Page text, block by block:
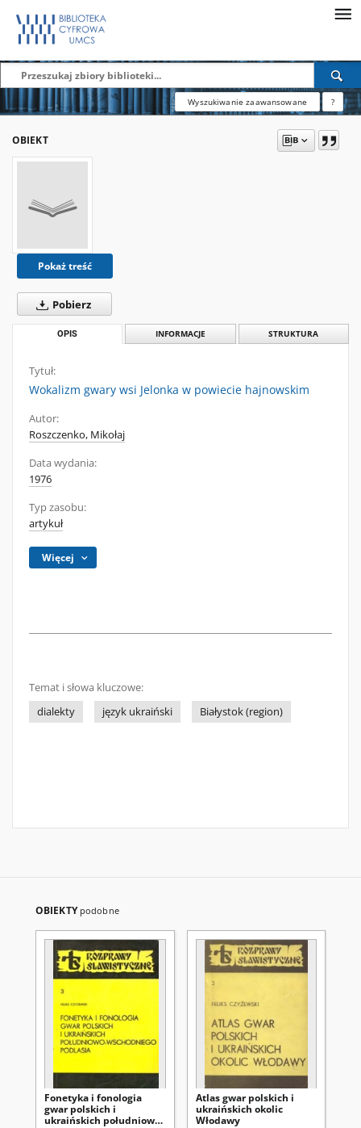
Wyszukiwanie zaawansowane ?
OBIEKT
Pokaż treść
Pobierz
OPIS INFORMACJE STRUKTURA
Tytuł:
Wokalizm gwary wsi Jelonka w powiecie hajnowskim
Autor:
Roszczenko, Mikołaj
Data wydania:
1976
Typ zasobu:
artykuł
Więcej
Temat i słowa kluczowe:
dialekty
język ukraiński Białystok (region)
OBIEKTY podobne
Fonetyka i fonologia
gwar polskich i
ukraińskich południowo-
Atlas gwar polskich i
ukraińskich okolic
Włodawy